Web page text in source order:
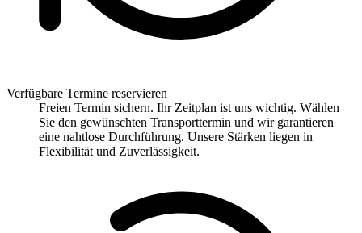
Verfügbare Termine reservieren
Freien Termin sichern. Ihr Zeitplan ist uns wichtig. Wählen
Sie den gewünschten Transporttermin und wir garantieren
eine nahtlose Durchführung. Unsere Stärken liegen in
Flexibilität und Zuverlässigkeit.